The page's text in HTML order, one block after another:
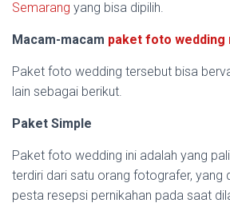
Semarang yang bisa dipilih.
Macam-macam paket foto wedding
Paket foto wedding tersebut bisa
lain sebagai berikut.
Paket Simple
Paket foto wedding ini adalah yang
terdiri dari satu orang fotografer, yang
pesta resepsi pernikahan pada saat